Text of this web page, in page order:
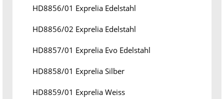
HD8856/01 Exprelia Edelstahl
HD8856/02 Exprelia Edelstahl
HD8857/01 Exprelia Evo Edelstahl
HD8858/01 Exprelia Silber
HD8859/01 Exprelia Weiss